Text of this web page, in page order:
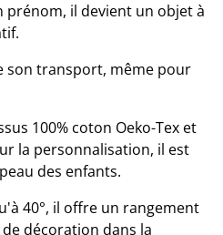
prénom, il devient un objet à
son transport, même pour
100% coton Oeko-Tex et
la personnalisation, il est
des enfants.
40°, il offre un rangement
décoration dans la